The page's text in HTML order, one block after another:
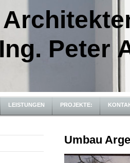
Peter
LEISTUNGEN PROJEKTE:
Umbau